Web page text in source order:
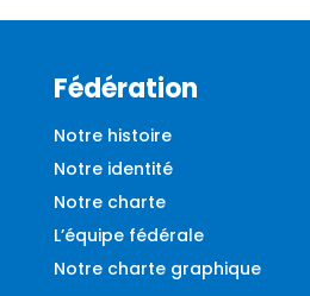
Fédération
Notre histoire
Notre identité
Notre charte
L’équipe fédérale
Notre charte graphique